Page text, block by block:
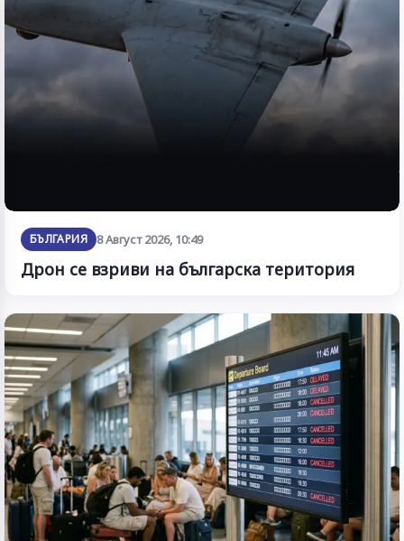
БЪЛГАРИЯ 8 Август 2026, 10:49
Дрон се взриви на българска територия